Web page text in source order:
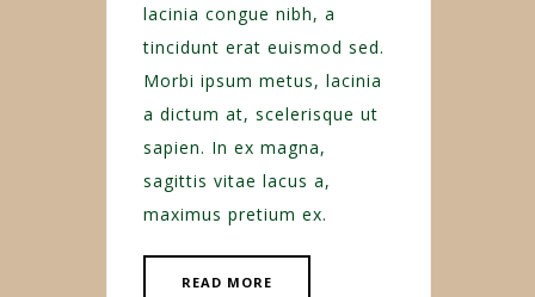
lacinia congue nibh, a
tincidunt erat euismod sed.
Morbi ipsum metus, lacinia
a dictum at, scelerisque ut
sapien. In ex magna,
sagittis vitae lacus a,
maximus pretium ex.
READ MORE